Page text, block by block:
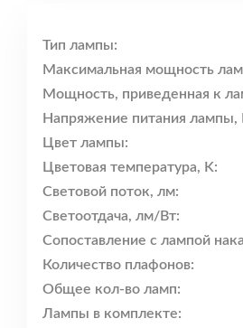
Тип лампы:
Максимальная мощность
Мощность, приведенная к
Напряжение питания лампы,
Цвет лампы:
Цветовая температура, K:
Световой поток, лм:
Светоотдача, лм/Вт:
Сопоставление с лампой
Количество плафонов:
Общее кол-во ламп:
Лампы в комплекте: